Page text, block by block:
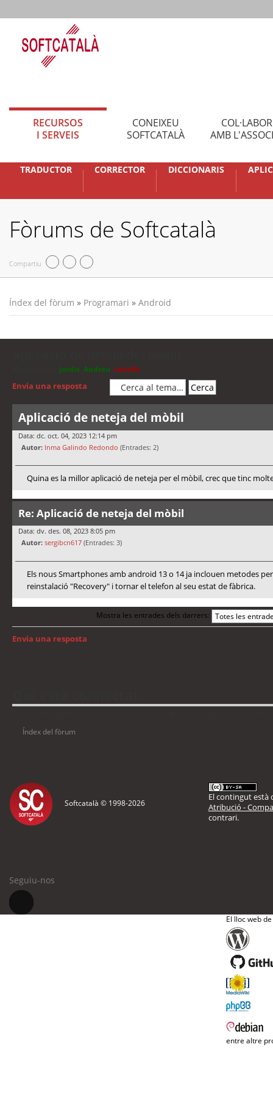
RECURSOS
I SERVEIS
CONEIXEU
SOFTCATALÀ
AMB
TRADUCTOR CORRECTOR DICCIONARIS
Fòrums de Softcatalà
Compartiu
Índex del fòrum » Programari » Android
jordis Andreu cubells
Envia una resposta
Aplicació de neteja del mòbil
Data: dc. oct. 04, 2023 12:14 pm
Autor: Inma Galindo Redondo (Entrades: 2)
Quina es la millor aplicació de neteja per el mòbil, crec que tinc
Re: Aplicació de neteja del mòbil
Data: dv. des. 08, 2023 8:05 pm
Autor: sergibcn617 (Entrades: 3)
Els nous Smartphones amb android 13 o 14 ja inclouen metodes
reinstalació "Recovery" i tornar el telefon al seu estat de fàbrica.
Mostra les entrades dels darrers:
Envia una resposta
Índex del fòrum
Softcatalà © 1998-2026
El contingut està
Atribució -
contrari.
Seguiu-nos
El lloc web
entre altre